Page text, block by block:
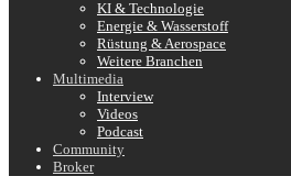
KI & Technologie
Energie & Wasserstoff
Rüstung & Aerospace
Weitere Branchen
Multimedia
Interview
Videos
Podcast
Community
Broker